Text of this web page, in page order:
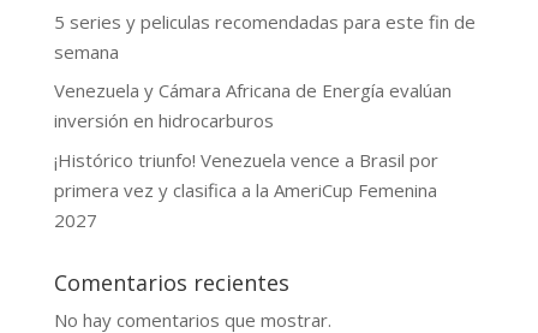
5 series y peliculas recomendadas para este fin de
semana
Venezuela y Cámara Africana de Energía evalúan
inversión en hidrocarburos
¡Histórico triunfo! Venezuela vence a Brasil por
primera vez y clasifica a la AmeriCup Femenina
2027
Comentarios recientes
No hay comentarios que mostrar.